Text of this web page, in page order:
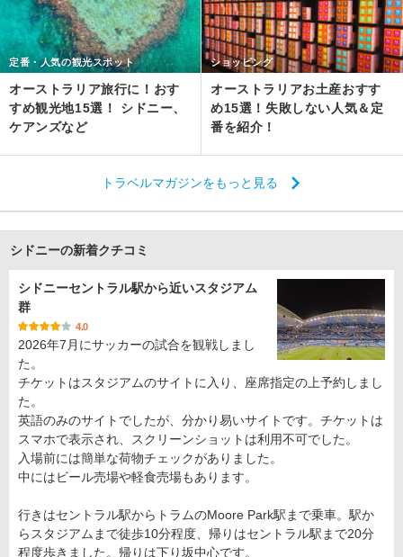
定番・人気の観光スポット
オーストラリア旅行に！おす
すめ観光地15選！ シドニー、
ケアンズなど
ショッピング
オーストラリアお土産おすす
め15選！失敗しない人気＆定
番を紹介！
トラベルマガジンをもっと見る
シドニーの新着クチコミ
シドニーセントラル駅から近いスタジアム
群
4.0
2026年7月にサッカーの試合を観戦しまし
た。
チケットはスタジアムのサイトに入り、座席指定の上予約しまし
た。
英語のみのサイトでしたが、分かり易いサイトです。チケットは
スマホで表示され、スクリーンショットは利用不可でした。
入場前には簡単な荷物チェックがありました。
中にはビール売場や軽食売場もあります。
行きはセントラル駅からトラムのMoore Park駅まで乗車。駅か
らスタジアムまで徒歩10分程度、帰りはセントラル駅まで20分
程度歩きました。帰りは下り坂中心です。